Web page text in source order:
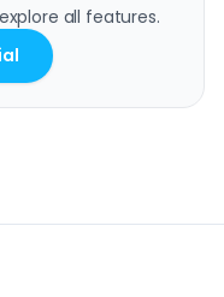
all features.